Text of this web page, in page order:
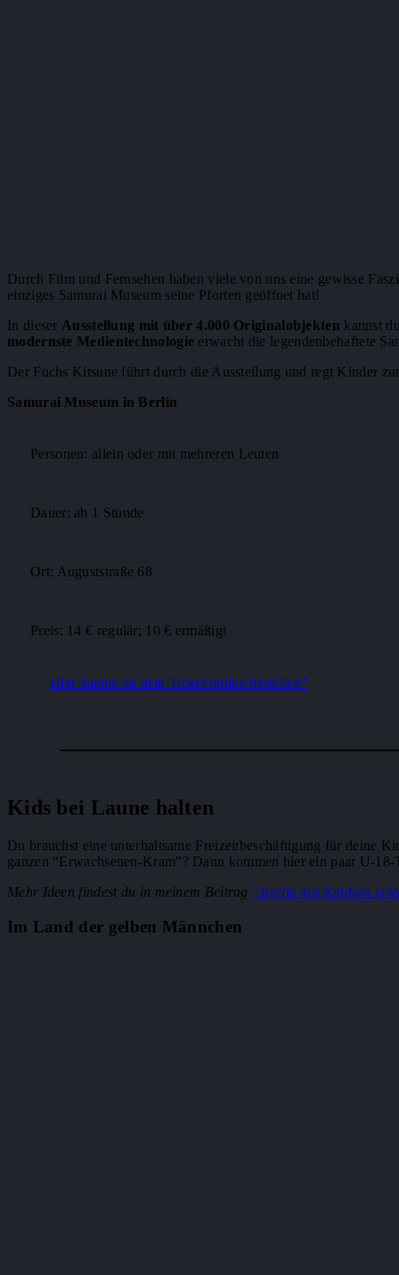
Durch Film und Fernsehen haben viele von uns eine gewisse
einziges Samurai Museum seine Pforten geöffnet hat!
In dieser Ausstellung mit über 4.000 Originalobjekten kannst
modernste Medientechnologie erwacht die legendenbehaftete
Der Fuchs Kitsune führt durch die Ausstellung und regt Kinder
Samurai Museum in Berlin
Personen: allein oder mit mehreren Leuten
Dauer: ab 1 Stunde
Ort: Auguststraße 68
Preis: 14 € regulär; 10 € ermäßigt
Hier kannst du dein Ticket online bestellen*
Kids bei Laune halten
Du brauchst eine unterhaltsame Freizeitbeschäftigung für deine
ganzen “Erwachsenen-Kram”? Dann kommen hier ein paar U-
Mehr Ideen findest du in meinem Beitrag “Berlin mit Kindern
Im Land der gelben Männchen